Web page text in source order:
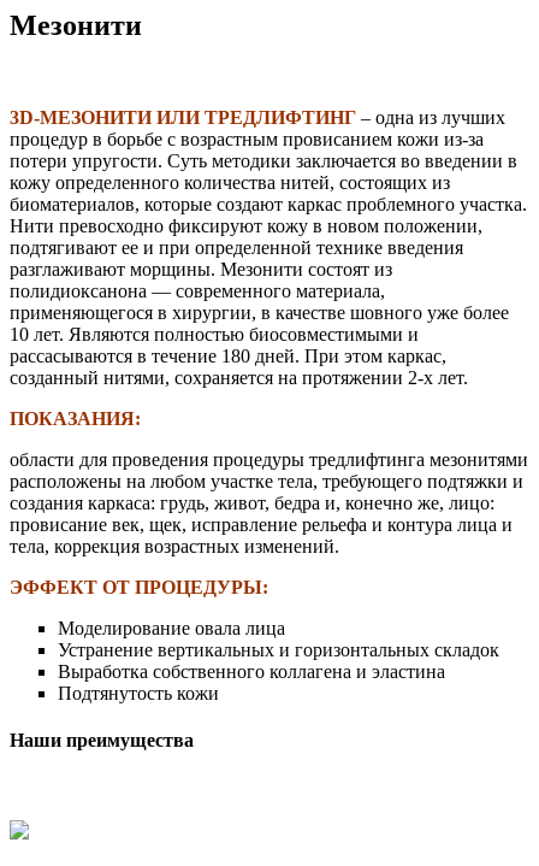
Мезонити
3D-МЕЗОНИТИ ИЛИ ТРЕДЛИФТИНГ – одна из лучших
процедур в борьбе с возрастным провисанием кожи из-за
потери упругости. Суть методики заключается во введении в
кожу определенного количества нитей, состоящих из
биоматериалов, которые создают каркас проблемного участка.
Нити превосходно фиксируют кожу в новом положении,
подтягивают ее и при определенной технике введения
разглаживают морщины. Мезонити состоят из
полидиоксанона — современного материала,
применяющегося в хирургии, в качестве шовного уже более
10 лет. Являются полностью биосовместимыми и
рассасываются в течение 180 дней. При этом каркас,
созданный нитями, сохраняется на протяжении 2-х лет.
ПОКАЗАНИЯ:
области для проведения процедуры тредлифтинга мезонитями
расположены на любом участке тела, требующего подтяжки и
создания каркаса: грудь, живот, бедра и, конечно же, лицо:
провисание век, щек, исправление рельефа и контура лица и
тела, коррекция возрастных изменений.
ЭФФЕКТ ОТ ПРОЦЕДУРЫ:
Моделирование овала лица
Устранение вертикальных и горизонтальных складок
Выработка собственного коллагена и эластина
Подтянутость кожи
Наши преимущества